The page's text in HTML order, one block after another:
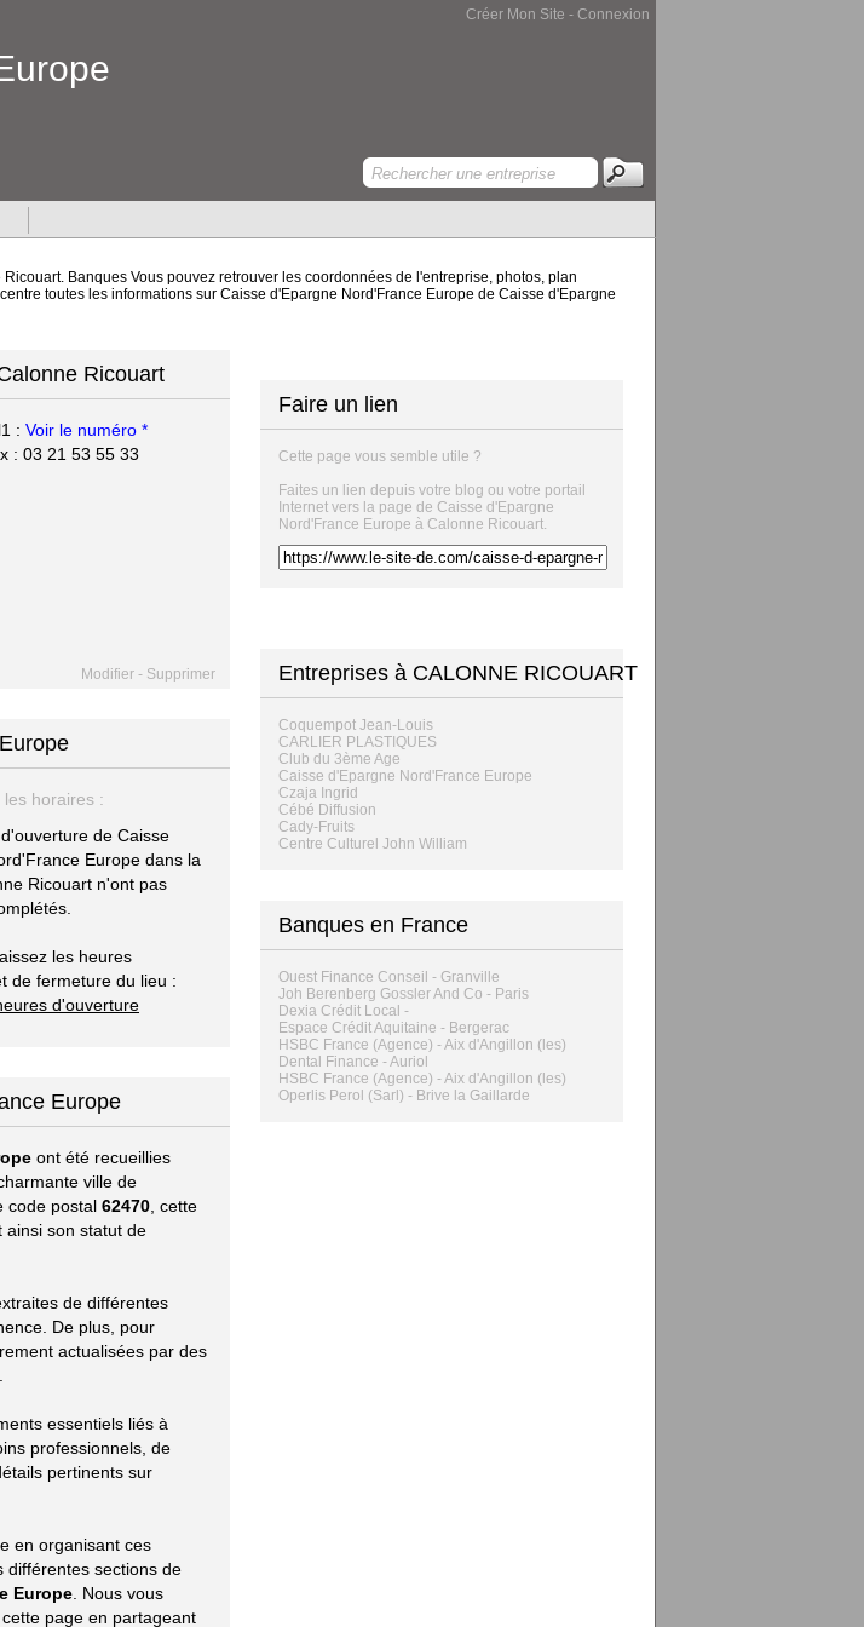
Créer Mon Site - Connexion
Banques Vous pouvez retrouver les coordonnées de l'entreprise, photos, plan
toutes les informations sur Caisse d'Epargne Nord'France Europe de Caisse d'Epargne
Ricouart
: Voir le numéro *
: 03 21 53 55 33
Modifier - Supprimer
les horaires :
de Caisse
Europe dans la
Ricouart n'ont pas
les heures
de fermeture du lieu :
d'ouverture
Europe
ont été recueillies
ville de
code postal 62470 , cette
ainsi son statut de
de différentes
De plus, pour
actualisées par des
essentiels liés à
professionnels, de
pertinents sur
en organisant ces
différentes sections de
Europe . Nous vous
page en partageant
Faire un lien
Cette page vous semble utile ?
Faites un lien depuis votre blog ou votre portail
Internet vers la page de Caisse d'Epargne
Nord'France Europe à Calonne Ricouart.
Entreprises à CALONNE RICOUART
Coquempot Jean-Louis
CARLIER PLASTIQUES
Club du 3ème Age
Caisse d'Epargne Nord'France Europe
Czaja Ingrid
Cébé Diffusion
Cady-Fruits
Centre Culturel John William
Banques en France
Ouest Finance Conseil - Granville
Joh Berenberg Gossler And Co - Paris
Dexia Crédit Local -
Espace Crédit Aquitaine - Bergerac
HSBC France (Agence) - Aix d'Angillon (les)
Dental Finance - Auriol
HSBC France (Agence) - Aix d'Angillon (les)
Operlis Perol (Sarl) - Brive la Gaillarde